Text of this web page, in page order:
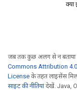
क्या
जब तक कुछ अलग से न बताया
Commons Attribution
License के तहत लाइसेंस
साइट की नीतियांदेखें. Java,